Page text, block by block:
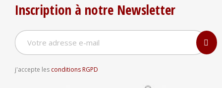
Inscription à notre Newsletter
j'accepte les conditions RGPD